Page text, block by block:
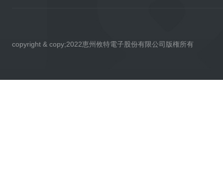
copyright & copy;2022恵州攸特電子股份有限公司版権所有